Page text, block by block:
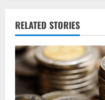
v
i
g
a
RELATED STORIES